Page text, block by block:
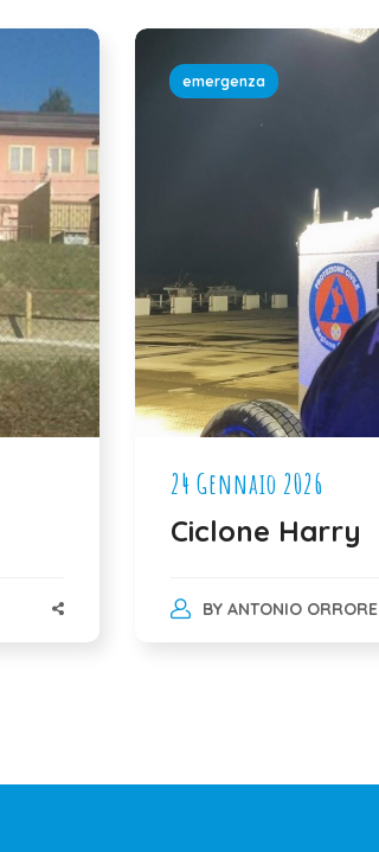
emergenza
24 Gennaio 2026
Ciclone Harry
BY ANTONIO ORRORE